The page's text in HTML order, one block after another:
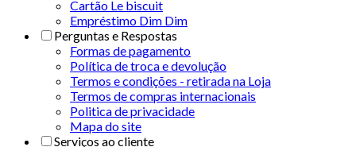
Cartão Le biscuit
Empréstimo Dim Dim
Perguntas e Respostas
Formas de pagamento
Política de troca e devolução
Termos e condições - retirada na Loja
Termos de compras internacionais
Politica de privacidade
Mapa do site
Serviços ao cliente